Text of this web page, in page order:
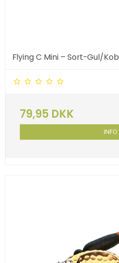
Flying C Mini – Sort-Gul/
79,95 DKK
INFO